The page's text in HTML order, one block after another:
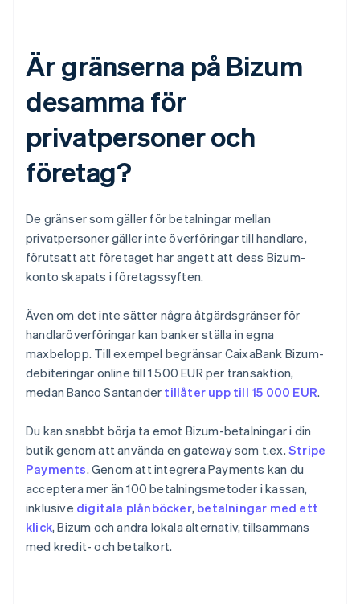
Är gränserna på Bizum
desamma för
privatpersoner och
företag?
De gränser som gäller för betalningar mellan
privatpersoner gäller inte överföringar till handlare,
förutsatt att företaget har angett att dess Bizum-
konto skapats i företagssyften.
Även om det inte sätter några åtgärdsgränser för
handlaröverföringar kan banker ställa in egna
maxbelopp. Till exempel begränsar CaixaBank Bizum-
debiteringar online till 1 500 EUR per transaktion,
medan Banco Santander tillåter upp till 15 000 EUR.
Du kan snabbt börja ta emot Bizum-betalningar i din
butik genom att använda en gateway som t.ex.Stripe
Payments. Genom att integrera Payments kan du
acceptera mer än 100 betalningsmetoder i kassan,
inklusive digitala plånböcker, betalningar med ett
klick, Bizum och andra lokala alternativ, tillsammans
med kredit- och betalkort.